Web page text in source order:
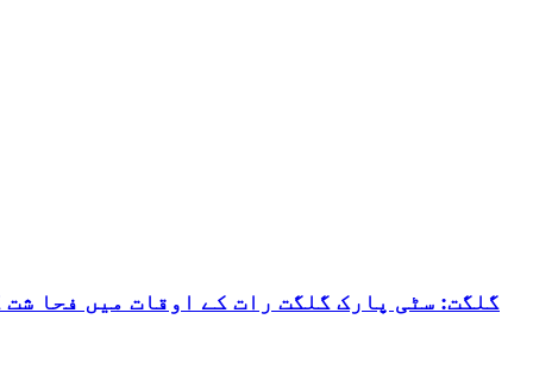
گلگت: سٹی پارک گلگت رات کے اوقات میں فحا